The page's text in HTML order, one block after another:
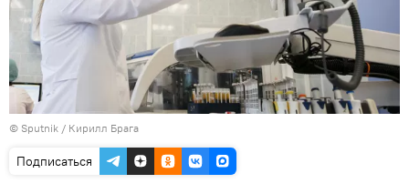
© Sputnik / Кирилл Брага
Подписаться